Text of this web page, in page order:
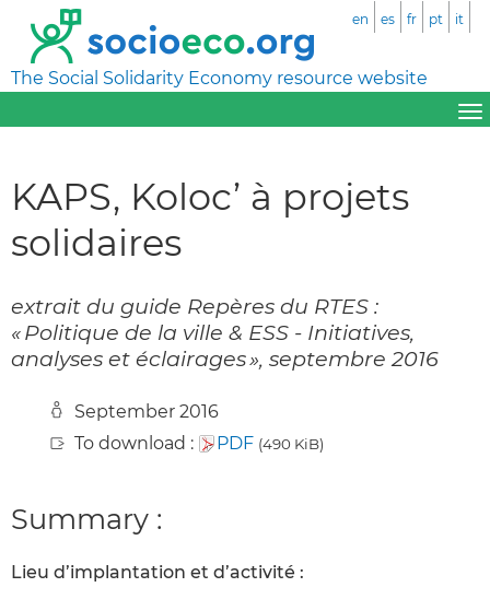
The Social Solidarity Economy resource website
en es fr pt it
KAPS, Koloc’ à projets
solidaires
extrait du guide Repères du RTES :
« Politique de la ville & ESS - Initiatives,
analyses et éclairages », septembre 2016
September 2016
To download :
PDF (490 KiB)
Summary :
Lieu d’implantation et d’activité :